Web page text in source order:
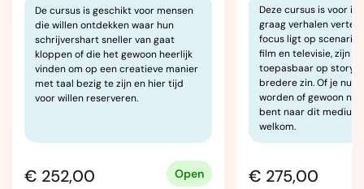
De cursus is geschikt voor mensen
die willen ontdekken waar hun
schrijvershart sneller van gaat
kloppen of die het gewoon heerlijk
vinden om op een creatieve manier
met taal bezig te zijn en hier tijd
voor willen reserveren.
€ 252,00 Open
Deze cursus is voor
graag verhalen
focus ligt op
film en televisie, zijn
toepasbaar op
bredere zin. Of je nu
worden of gewoon
bent naar dit
welkom.
€ 275,00